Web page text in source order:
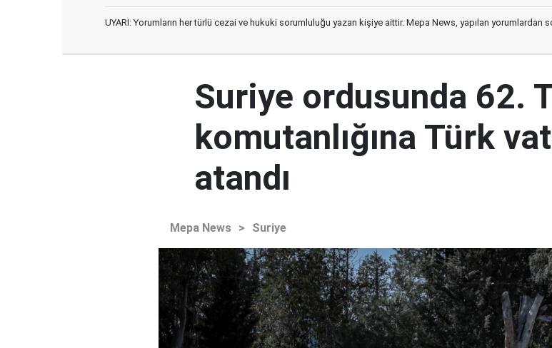
UYARI: Yorumların her türlü cezai ve hukuki sorumluluğu yazan kişiye aittir. Mepa News, yapılan yorumlardan
Suriye ordusunda 62.
komutanlığına Türk
atandı
Mepa News > Suriye